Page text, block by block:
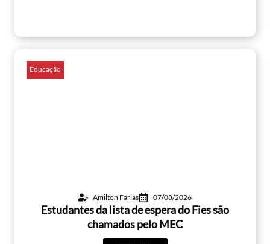
Educação
Amilton Farias 07/08/2026
Estudantes da lista de espera do Fies são
chamados pelo MEC